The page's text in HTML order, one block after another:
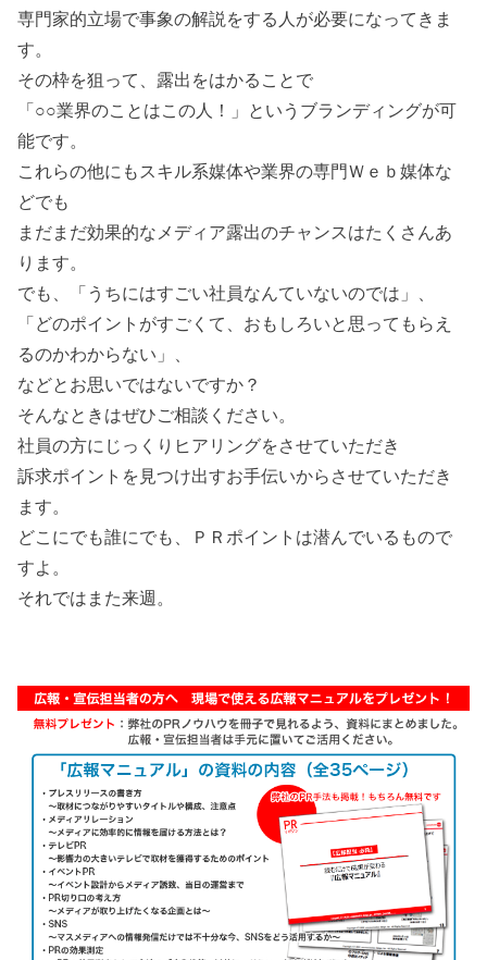
専門家的立場で事象の解説をする人が必要になってきま
す。
その枠を狙って、露出をはかることで
「○○業界のことはこの人！」というブランディングが可
能です。
これらの他にもスキル系媒体や業界の専門Ｗｅｂ媒体な
どでも
まだまだ効果的なメディア露出のチャンスはたくさんあ
ります。
でも、「うちにはすごい社員なんていないのでは」、
「どのポイントがすごくて、おもしろいと思ってもらえ
るのかわからない」、
などとお思いではないですか？
そんなときはぜひご相談ください。
社員の方にじっくりヒアリングをさせていただき
訴求ポイントを見つけ出すお手伝いからさせていただき
ます。
どこにでも誰にでも、ＰＲポイントは潜んでいるもので
すよ。
それではまた来週。